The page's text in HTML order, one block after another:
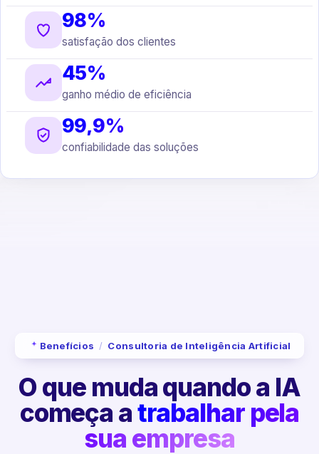
98%
satisfação dos clientes
45%
ganho médio de eficiência
99,9%
confiabilidade das soluções
Benefícios / Consultoria de Inteligência Artificial
O que muda quando a IA
começa atrabalhar pela
sua empresa